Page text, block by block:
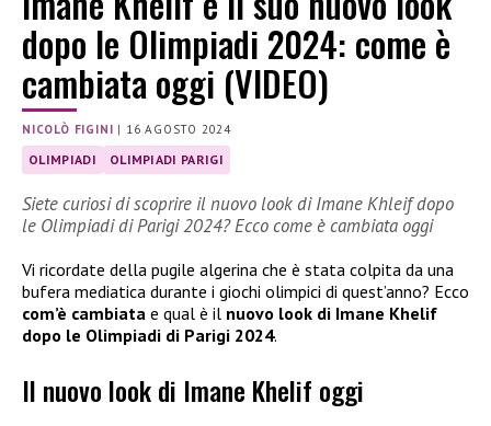
dopo le Olimpiadi 2024: come è
cambiata oggi (VIDEO)
NICOLÒ FIGINI | 16 AGOSTO 2024
OLIMPIADI OLIMPIADI PARIGI
Siete curiosi di scoprire il nuovo look di Imane Khleif dopo
le Olimpiadi di Parigi 2024? Ecco come è cambiata oggi
Vi ricordate della pugile algerina che è stata colpita da una
bufera mediatica durante i giochi olimpici di quest’anno? Ecco
com’è cambiata e qual è il nuovo look di Imane Khelif
dopo le Olimpiadi di Parigi 2024.
Il nuovo look di Imane Khelif oggi